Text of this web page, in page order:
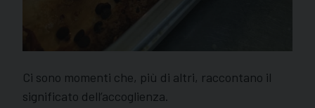
Ci sono momenti che, più di altri, raccontano il
significato dell’accoglienza.